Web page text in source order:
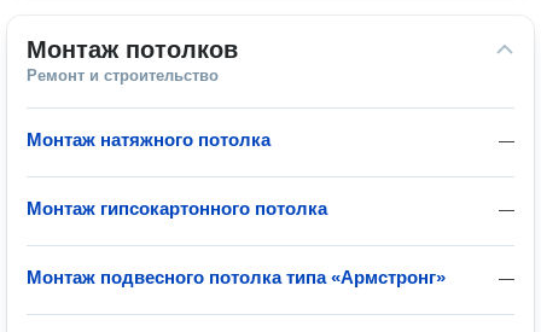
Монтаж потолков
Ремонт и строительство
—
Монтаж натяжного потолка
—
Монтаж гипсокартонного потолка
—
Монтаж подвесного потолка типа «Армстронг»